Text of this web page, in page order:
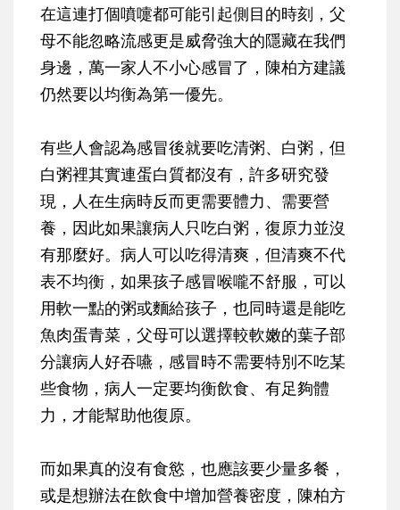
在這連打個噴嚏都可能引起側目的時刻，父
母不能忽略流感更是威脅強大的隱藏在我們
身邊，萬一家人不小心感冒了，陳柏方建議
仍然要以均衡為第一優先。
有些人會認為感冒後就要吃清粥、白粥，但
白粥裡其實連蛋白質都沒有，許多研究發
現，人在生病時反而更需要體力、需要營
養，因此如果讓病人只吃白粥，復原力並沒
有那麼好。病人可以吃得清爽，但清爽不代
表不均衡，如果孩子感冒喉嚨不舒服，可以
用軟一點的粥或麵給孩子，也同時還是能吃
魚肉蛋青菜，父母可以選擇較軟嫩的葉子部
分讓病人好吞嚥，感冒時不需要特別不吃某
些食物，病人一定要均衡飲食、有足夠體
力，才能幫助他復原。
而如果真的沒有食慾，也應該要少量多餐，
或是想辦法在飲食中增加營養密度，陳柏方